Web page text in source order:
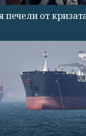
печели от